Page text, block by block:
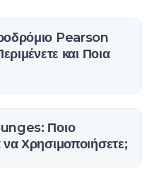
Pearson
και Ποια
Ποιο
Χρησιμοποιήσετε;